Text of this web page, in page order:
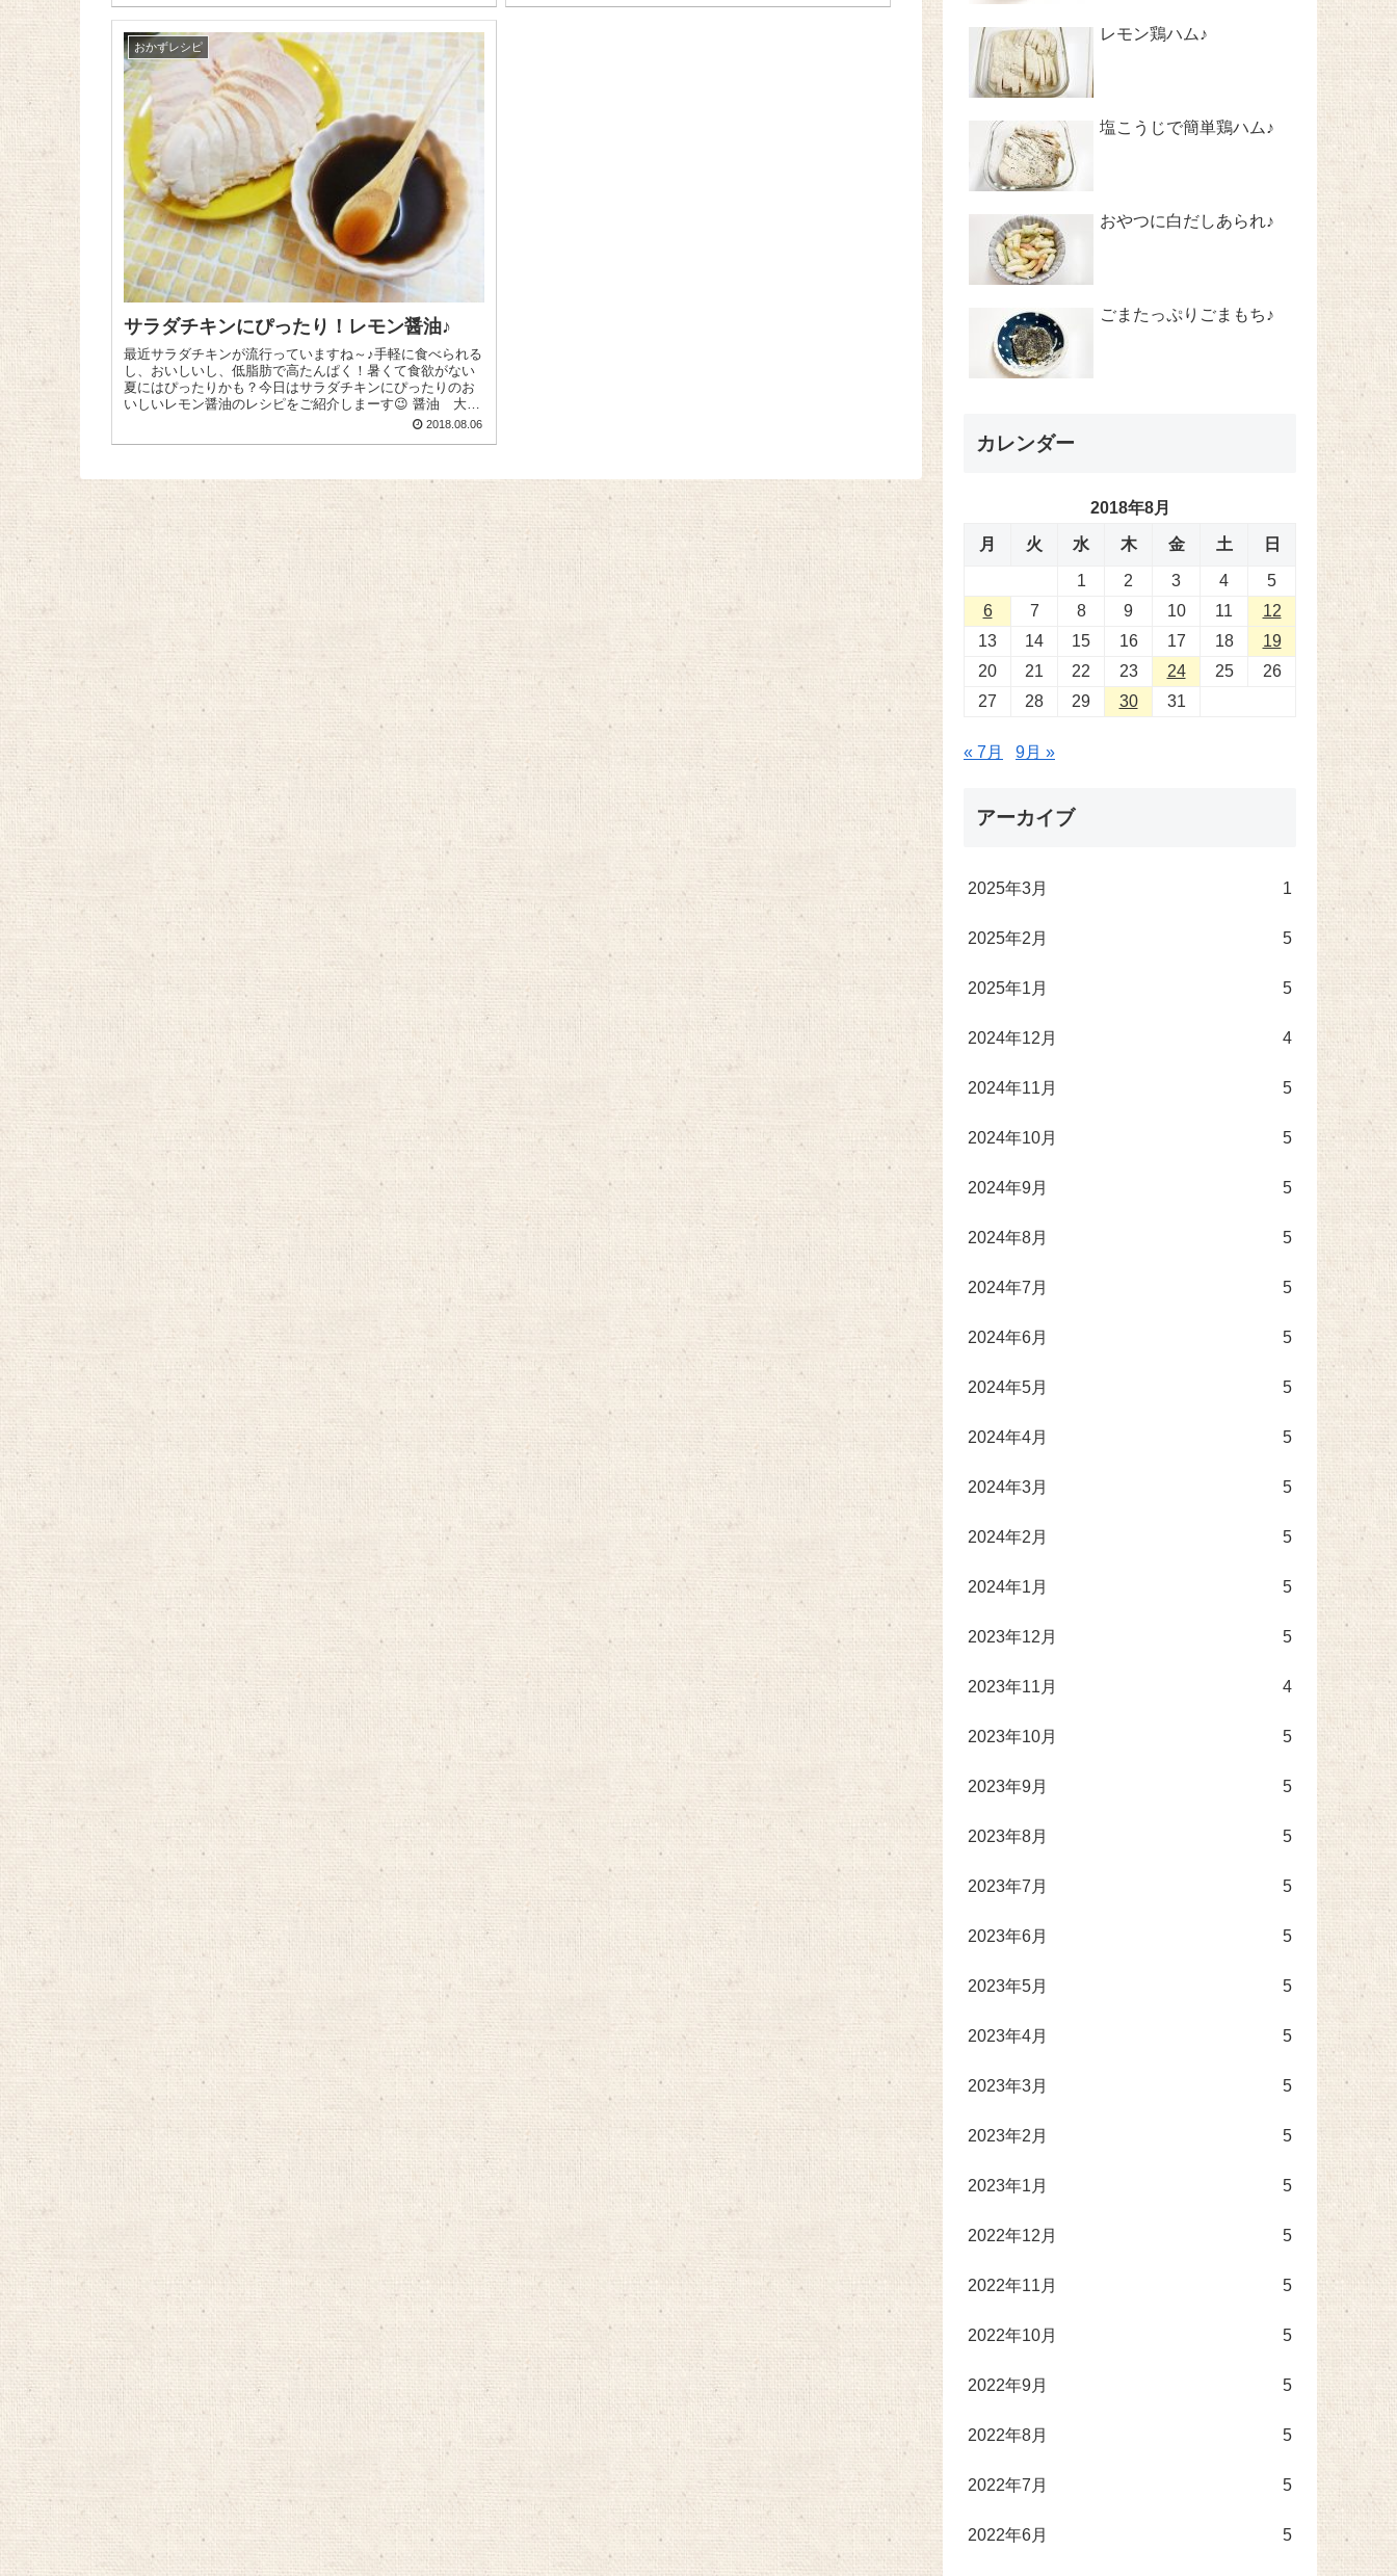
おかずレシピ
サラダチキンにぴったり！レモン醤油♪
最近サラダチキンが流行っていますね～♪手軽に食べられる
し、おいしいし、低脂肪で高たんぱく！暑くて食欲がない
夏にはぴったりかも？今日はサラダチキンにぴったりのお
いしいレモン醤油のレシピをご紹介しまーす😉 醤油 大さ
2018.08.06
レモン鶏ハム♪
塩こうじで簡単鶏ハム♪
おやつに白だしあられ♪
ごまたっぷりごまもち♪
カレンダー
2018年8月
月 火 水 木 金 土 日
1 2 3 4
5
6
7 8 9 10 11
12
13
14 15 16 17 18
19
20
21 22 23 24 25
26
27
28 29 30 31
« 7月 9月 »
アーカイブ
2025年3月 1
2025年2月 5
2025年1月 5
2024年12月 4
2024年11月 5
2024年10月 5
2024年9月 5
2024年8月 5
2024年7月 5
2024年6月 5
2024年5月 5
2024年4月 5
2024年3月 5
2024年2月 5
2024年1月 5
2023年12月 5
2023年11月 4
2023年10月 5
2023年9月 5
2023年8月 5
2023年7月 5
2023年6月 5
2023年5月 5
2023年4月 5
2023年3月 5
2023年2月 5
2023年1月 5
2022年12月 5
2022年11月 5
2022年10月 5
2022年9月 5
2022年8月 5
2022年7月 5
2022年6月 5